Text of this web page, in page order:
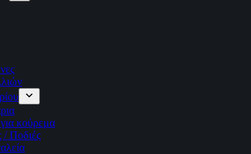
κούρεμα
/ Ποδιές